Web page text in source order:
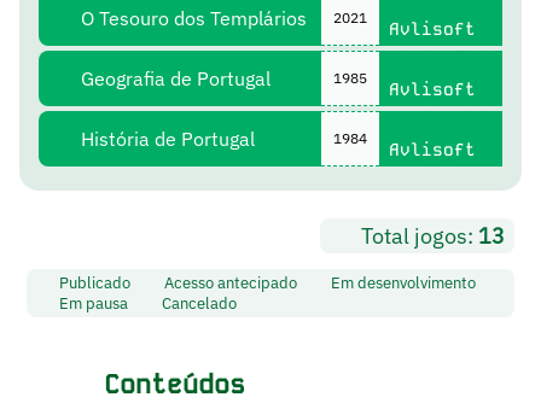
O Tesouro dos Templários 2021
Avlisoft
Geografia de Portugal 1985
Avlisoft
História de Portugal 1984
Avlisoft
Total jogos: 13
Publicado Acesso antecipado
Em desenvolvimento
Em pausa
Cancelado
Conteúdos